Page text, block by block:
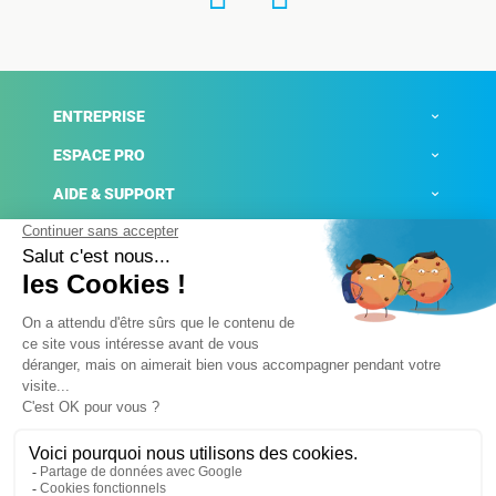
ENTREPRISE
ESPACE PRO
AIDE & SUPPORT
ACTUALITÉS
Mentions légales
Conditions générales de ventes